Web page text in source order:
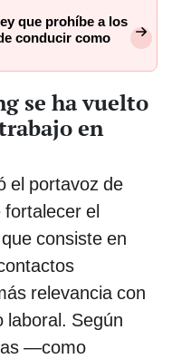
que prohíbe a los
conducir como
se ha vuelto
en
el portavoz de
fortalecer el
consiste en
relevancia con
laboral. Según
—como